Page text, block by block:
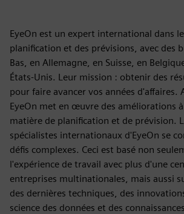
EyeOn est un expert international dans
planification et des prévisions, avec des
Bas, en Allemagne, en Suisse, en
États-Unis. Leur mission : obtenir des
pour faire avancer vos années d'affaires.
EyeOn met en œuvre des améliorations
matière de planification et de prévision.
spécialistes internationaux d'EyeOn se
défis complexes. Ceci est basé non
l'expérience de travail avec plus d'une
entreprises multinationales, mais aussi
des dernières techniques, des
science des données et des